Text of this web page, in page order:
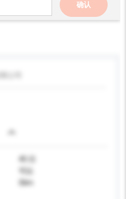
确认
45 日
可以
Slim